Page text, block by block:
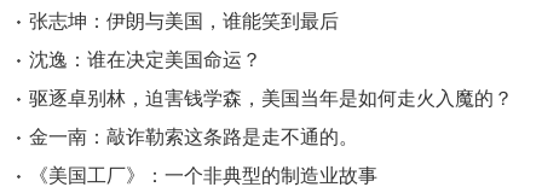
张志坤：伊朗与美国，谁能笑到最后
沈逸：谁在决定美国命运？
驱逐卓别林，迫害钱学森，美国当年是如何走火入魔的？
金一南：敲诈勒索这条路是走不通的。
《美国工厂》：一个非典型的制造业故事